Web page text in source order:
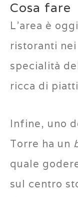
Cosa fare
L’area è
ristoranti
specialità
ricca di
Infine, uno
Torre ha un
quale
sul centro